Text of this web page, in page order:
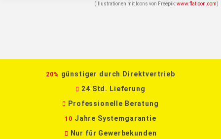
(Illustrationen mit Icons von Freepik:www.flaticon.com)
20% günstiger durch Direktvertrieb
24 Std. Lieferung
Professionelle Beratung
10 Jahre Systemgarantie
Nur für Gewerbekunden